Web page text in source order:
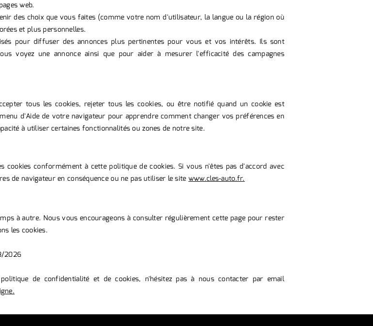
web.
des choix que vous faites (comme votre nom d'utilisateur, la langue ou la région où
et plus personnelles.
pour diffuser des annonces plus pertinentes pour vous et vos intérêts. Ils sont
voyez une annonce ainsi que pour aider à mesurer l'efficacité des campagnes
tous les cookies, rejeter tous les cookies, ou être notifié quand un cookie est
d'Aide de votre navigateur pour apprendre comment changer vos préférences en
à utiliser certaines fonctionnalités ou zones de notre site.
conformément à cette politique de cookies. Si vous n'êtes pas d'accord avec
de navigateur en conséquence ou ne pas utiliser le site www.cles-auto.fr.
à autre. Nous vous encourageons à consulter régulièrement cette page pour rester
les cookies.
2026
de confidentialité et de cookies, n'hésitez pas à nous contacter par email